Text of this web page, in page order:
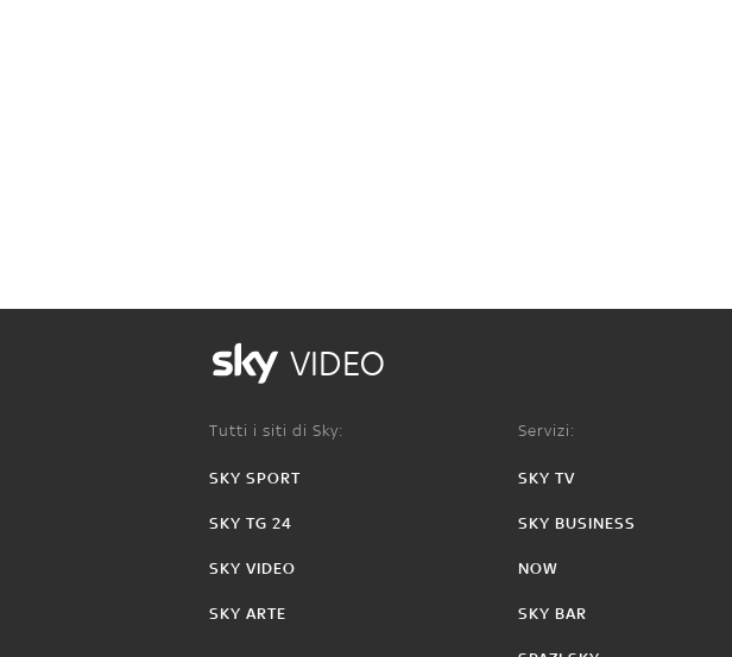
VIDEO
Tutti i siti di Sky:
SKY SPORT
SKY TG 24
SKY VIDEO
SKY ARTE
Servizi:
SKY TV
SKY BUSINESS
NOW
SKY BAR